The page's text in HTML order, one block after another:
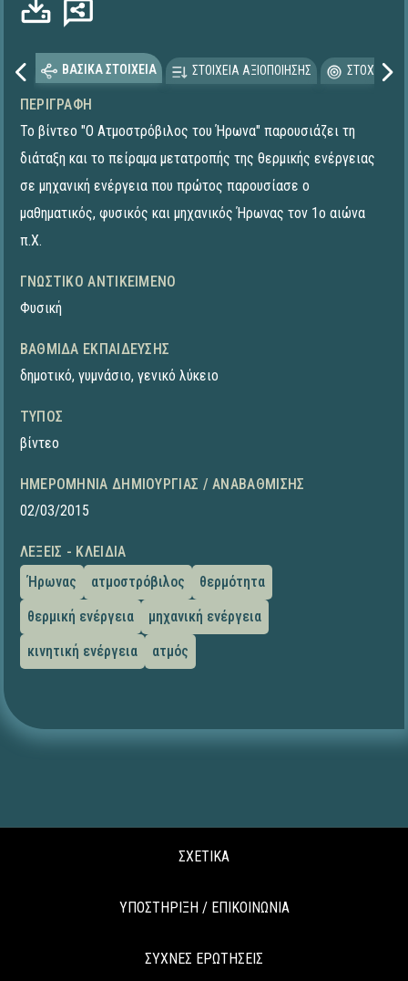
ΒΑΣΙΚΑ ΣΤΟΙΧΕΙΑ ΣΤΟΙΧΕΙΑ ΑΞΙΟΠΟΙΗΣΗΣ
ΠΕΡΙΓΡΑΦΉ
Το βίντεο "Ο Ατμοστρόβιλος του Ήρωνα" παρουσιάζει τη
διάταξη και το πείραμα μετατροπής της θερμικής ενέργειας
σε μηχανική ενέργεια που πρώτος παρουσίασε ο
μαθηματικός, φυσικός και μηχανικός Ήρωνας τον 1ο αιώνα
π.Χ.
ΓΝΩΣΤΙΚΌ ΑΝΤΙΚΕΊΜΕΝΟ
Φυσική
ΒΑΘΜΊΔΑ ΕΚΠΑΊΔΕΥΣΗΣ
δημοτικό, γυμνάσιο, γενικό λύκειο
ΤΎΠΟΣ
βίντεο
ΗΜΕΡΟΜΗΝΊΑ ΔΗΜΙΟΥΡΓΊΑΣ / ΑΝΑΒΆΘΜΙΣΗΣ
02/03/2015
ΛΈΞΕΙΣ - ΚΛΕΙΔΙΆ
Ήρωνας
ατμοστρόβιλος
θερμότητα
θερμική ενέργεια
μηχανική ενέργεια
κινητική ενέργεια
ατμός
ΣΧΕΤΙΚΑ
ΥΠΟΣΤΗΡΙΞΗ / ΕΠΙΚΟΙΝΩΝΙΑ
ΣΥΧΝΕΣ ΕΡΩΤΗΣΕΙΣ